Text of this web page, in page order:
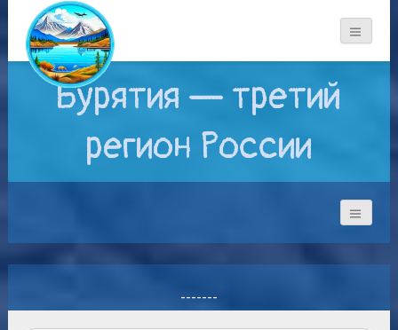
Бурятия — третий
регион России
-------